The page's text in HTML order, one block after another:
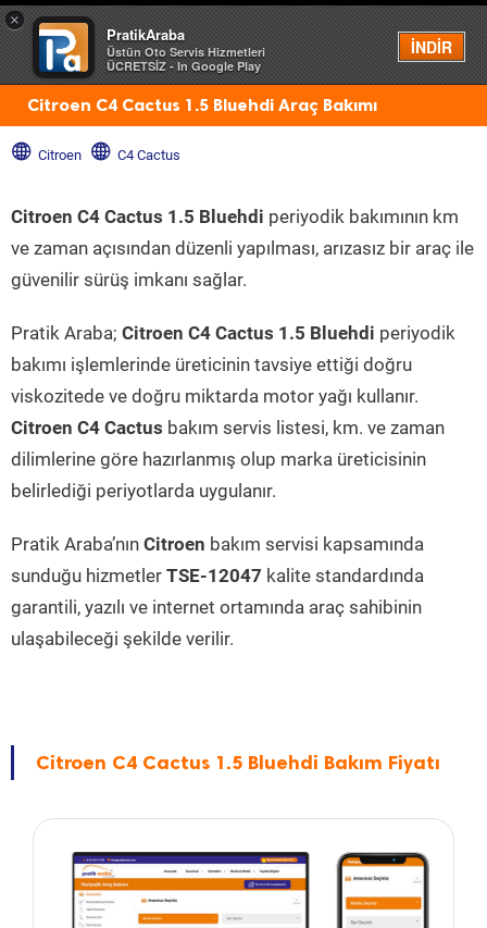
×
PratikAraba
Üstün Oto Servis Hizmetleri
ÜCRETSİZ - In Google Play
İNDİR
Menü
Citroen C4 Cactus 1.5 Bluehdi Araç Bakımı
Citroen C4 Cactus
Citroen C4 Cactus 1.5 Bluehdi periyodik bakımının km
ve zaman açısından düzenli yapılması, arızasız bir araç ile
güvenilir sürüş imkanı sağlar.
Pratik Araba; Citroen C4 Cactus 1.5 Bluehdi periyodik
bakımı işlemlerinde üreticinin tavsiye ettiği doğru
viskozitede ve doğru miktarda motor yağı kullanır.
Citroen C4 Cactus bakım servis listesi, km. ve zaman
dilimlerine göre hazırlanmış olup marka üreticisinin
belirlediği periyotlarda uygulanır.
Pratik Araba’nın Citroen bakım servisi kapsamında
sunduğu hizmetler TSE-12047 kalite standardında
garantili, yazılı ve internet ortamında araç sahibinin
ulaşabileceği şekilde verilir.
Citroen C4 Cactus 1.5 Bluehdi Bakım Fiyatı